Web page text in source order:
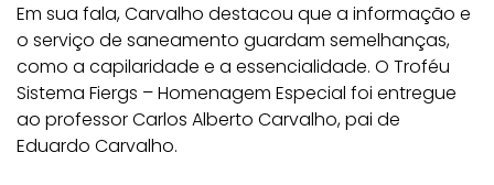
Em sua fala, Carvalho destacou que a informação e
o serviço de saneamento guardam semelhanças,
como a capilaridade e a essencialidade. O Troféu
Sistema Fiergs – Homenagem Especial foi entregue
ao professor Carlos Alberto Carvalho, pai de
Eduardo Carvalho.